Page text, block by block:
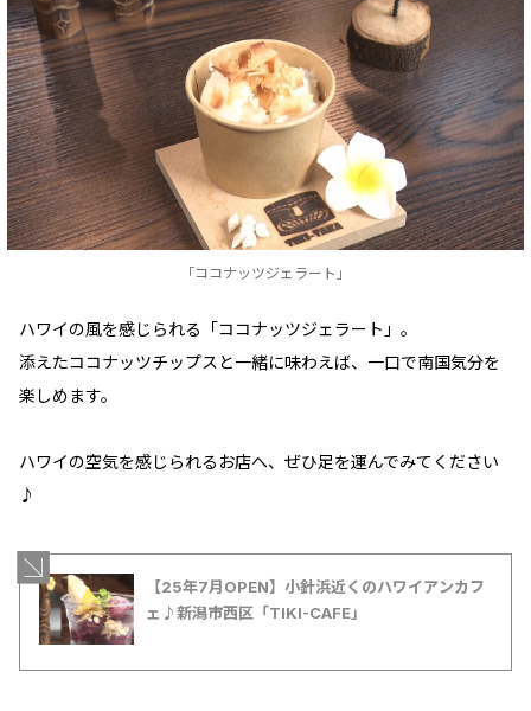
「ココナッツジェラート」
ハワイの風を感じられる「ココナッツジェラート」。
添えたココナッツチップスと一緒に味わえば、一口で南国気分を
楽しめます。
ハワイの空気を感じられるお店へ、ぜひ足を運んでみてください
♪
【25年7月OPEN】小針浜近くのハワイアンカフ
ェ♪新潟市西区「TIKI-CAFE」